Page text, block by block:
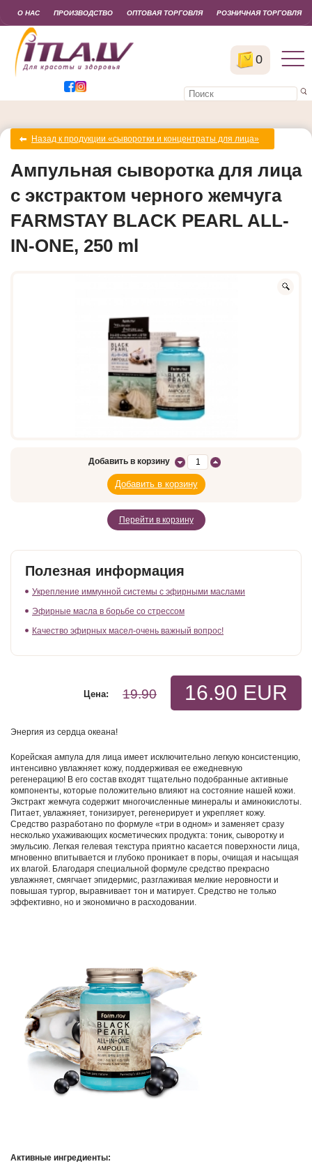
0
О НАС ПРОИЗВОДСТВО ОПТОВАЯ ТОРГОВЛЯ РОЗНИЧНАЯ ТОРГОВЛЯ
Назад к продукции «сыворотки и концентраты для лица»
Ампульная сыворотка для лица
с экстрактом черного жемчуга
FARMSTAY BLACK PEARL ALL-
IN-ONE, 250 ml
Добавить в корзину
Перейти в корзину
Полезная информация
Укрепление иммунной системы с эфирными маслами
Эфирные масла в борьбе со стрессом
Качество эфирных масел-очень важный вопрос!
16.90 EUR
19.90
Цена:
Энергия из сердца океана!
Корейская ампула для лица имеет исключительно легкую консистенцию,
интенсивно увлажняет кожу, поддерживая ее ежедневную
регенерацию! В его состав входят тщательно подобранные активные
компоненты, которые положительно влияют на состояние нашей кожи.
Экстракт жемчуга содержит многочисленные минералы и аминокислоты.
Питает, увлажняет, тонизирует, регенерирует и укрепляет кожу.
Средство разработано по формуле «три в одном» и заменяет сразу
несколько ухаживающих косметических продукта: тоник, сыворотку и
эмульсию. Легкая гелевая текстура приятно касается поверхности лица,
мгновенно впитывается и глубоко проникает в поры, очищая и насыщая
их влагой. Благодаря специальной формуле средство прекрасно
увлажняет, смягчает эпидермис, разглаживая мелкие неровности и
повышая тургор, выравнивает тон и матирует. Средство не только
эффективно, но и экономично в расходовании.
Активные ингредиенты: